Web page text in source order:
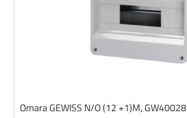
Omara GEWISS N/O (12 +1)M, GW40028